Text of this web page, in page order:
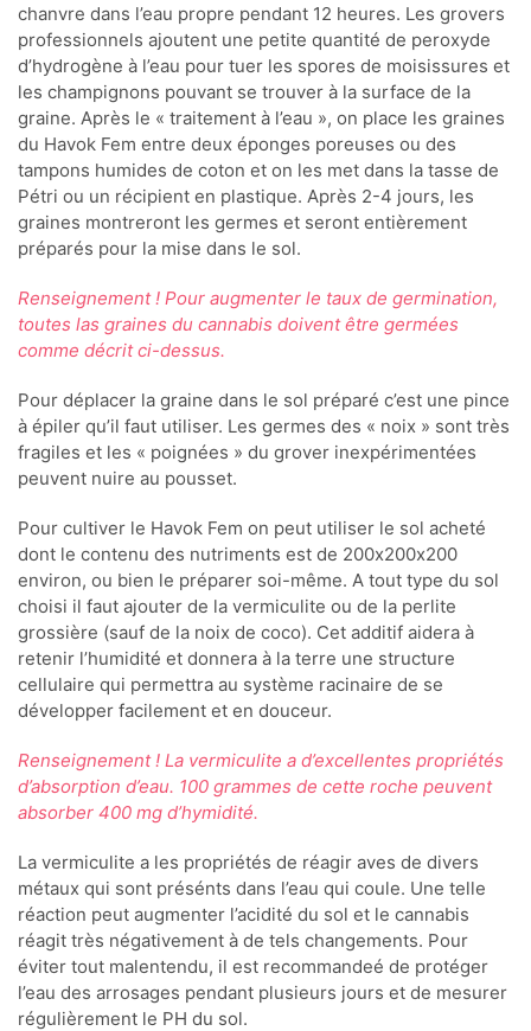
chanvre dans l’eau propre pendant 12 heures. Les grovers
professionnels ajoutent une petite quantité de peroxyde
d’hydrogène à l’eau pour tuer les spores de moisissures et
les champignons pouvant se trouver à la surface de la
graine. Après le « traitement à l’eau », on place les graines
du Havok Fem entre deux éponges poreuses ou des
tampons humides de coton et on les met dans la tasse de
Pétri ou un récipient en plastique. Après 2-4 jours, les
graines montreront les germes et seront entièrement
préparés pour la mise dans le sol.
Renseignement ! Pour augmenter le taux de germination,
toutes las graines du cannabis doivent être germées
comme décrit ci-dessus.
Pour déplacer la graine dans le sol préparé c’est une pince
à épiler qu’il faut utiliser. Les germes des « noix » sont très
fragiles et les « poignées » du grover inexpérimentées
peuvent nuire au pousset.
Pour cultiver le Havok Fem on peut utiliser le sol acheté
dont le contenu des nutriments est de 200х200х200
environ, ou bien le préparer soi-même. A tout type du sol
choisi il faut ajouter de la vermiculite ou de la perlite
grossière (sauf de la noix de coco). Cet additif aidera à
retenir l’humidité et donnera à la terre une structure
cellulaire qui permettra au système racinaire de se
développer facilement et en douceur.
Renseignement ! La vermiculite a d’excellentes propriétés
d’absorption d’eau. 100 grammes de cette roche peuvent
absorber 400 mg d’hymidité.
La vermiculite a les propriétés de réagir aves de divers
métaux qui sont présénts dans l’eau qui coule. Une telle
réaction peut augmenter l’acidité du sol et le cannabis
réagit très négativement à de tels changements. Pour
éviter tout malentendu, il est recommandeé de protéger
l’eau des arrosages pendant plusieurs jours et de mesurer
régulièrement le PH du sol.